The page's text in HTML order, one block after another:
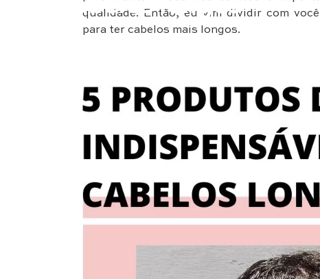
cabelos longos
qualidade. Então, eu vim dividir com
para ter cabelos mais longos.